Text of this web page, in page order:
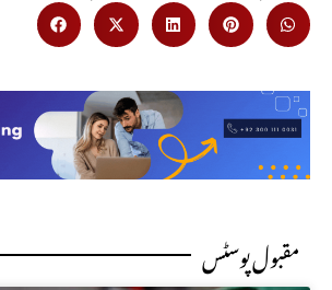
مقبول پوسٹس